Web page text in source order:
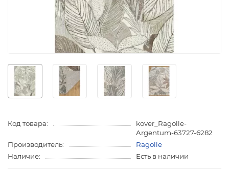
Код товара:
kover_Ragolle-
Argentum-63727-6282
Производитель:
Ragolle
Наличие:
Есть в наличии